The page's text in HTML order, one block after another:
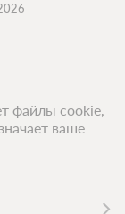
файлы cookie,
ваше